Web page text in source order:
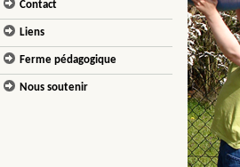
Contact
Liens
Ferme pédagogique
Nous soutenir